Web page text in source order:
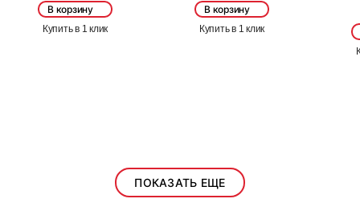
В корзину
Купить в 1 клик
В корзину
Купить в 1 клик
ПОКАЗАТЬ ЕЩЕ